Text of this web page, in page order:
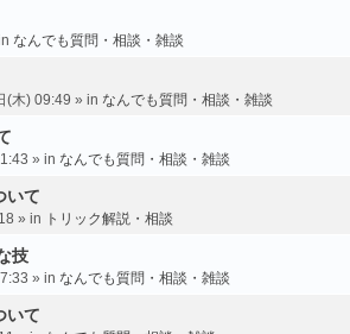
なんでも質問・相談・雑談
(木) 09:49 » in なんでも質問・相談・雑談
» in なんでも質問・相談・雑談
いて
» in トリック解説・相談
技
» in なんでも質問・相談・雑談
いて